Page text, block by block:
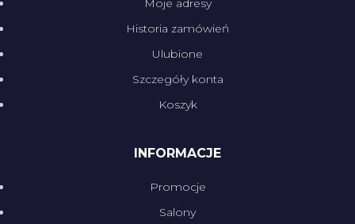
Moje adresy
Historia zamówień
Ulubione
Szczegóły konta
Koszyk
INFORMACJE
Promocje
Salony